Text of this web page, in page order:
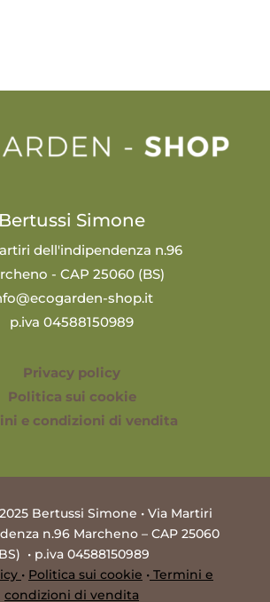
Bertussi Simone
dell'indipendenza n.96
- CAP 25060 (BS)
shop.it
p.iva 04588150989
Privacy policy
Politica sui cookie
e condizioni di vendita
Bertussi Simone • Via Martiri
n.96 Marcheno – CAP 25060
• p.iva 04588150989
• Politica sui cookie •Termini e
condizioni di vendita